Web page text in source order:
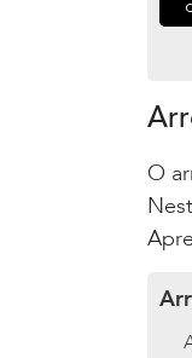
O